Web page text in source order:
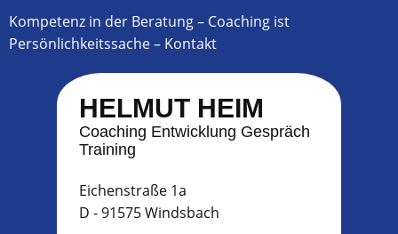
Kompetenz in der Beratung – Coaching ist
Persönlichkeitssache – Kontakt
HELMUT HEIM
Coaching Entwicklung Gespräch
Training
Eichenstraße 1a
D - 91575 Windsbach